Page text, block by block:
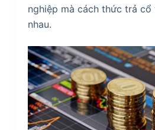
nghiệp mà cách thức trả
nhau.